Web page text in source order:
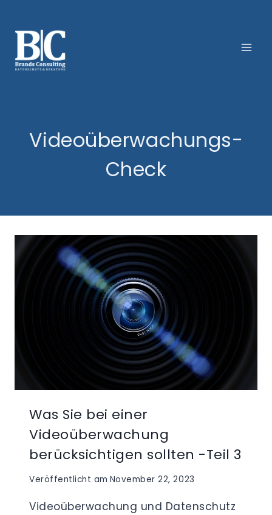
Inhalt
springen
Videoüberwachungs-
Check
Was Sie bei einer
Videoüberwachung
berücksichtigen sollten -Teil 3
Veröffentlicht am November 22, 2023
Videoüberwachung und Datenschutz